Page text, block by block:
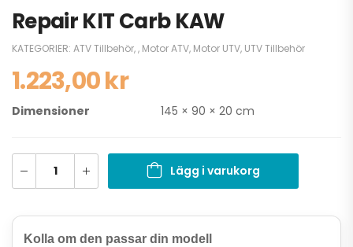
Repair KIT Carb KAW
KATEGORIER: ATV Tillbehör,, Motor ATV, Motor UTV, UTV Tillbehör
1.223,00kr
Dimensioner 145 × 90 × 20 cm
Lägg i varukorg
Kolla om den passar din modell